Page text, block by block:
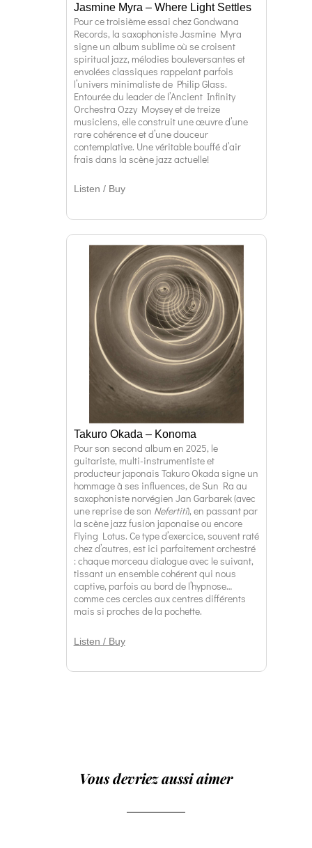
Jasmine Myra – Where Light Settles
Pour ce troisième essai chez Gondwana
Records, la saxophoniste Jasmine Myra
signe un album sublime où se croisent
spiritual jazz, mélodies bouleversantes et
envolées classiques rappelant parfois
l’univers minimaliste de Philip Glass.
Entourée du leader de l’Ancient Infinity
Orchestra Ozzy Moysey et de treize
musiciens, elle construit une œuvre d’une
rare cohérence et d’une douceur
contemplative. Une véritable bouffé d’air
frais dans la scène jazz actuelle!
Listen / Buy
Takuro Okada – Konoma
Pour son second album en 2025, le
guitariste, multi-instrumentiste et
producteur japonais Takuro Okada signe un
hommage à ses influences, de Sun Ra au
saxophoniste norvégien Jan Garbarek (avec
une reprise de son Nefertiti), en passant par
la scène jazz fusion japonaise ou encore
Flying Lotus. Ce type d’exercice, souvent raté
chez d’autres, est ici parfaitement orchestré
: chaque morceau dialogue avec le suivant,
tissant un ensemble cohérent qui nous
captive, parfois au bord de l’hypnose…
comme ces cercles aux centres différents
mais si proches de la pochette.
Listen / Buy
Vous devriez aussi aimer